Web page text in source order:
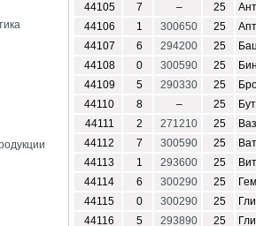
44105
7 – 25
44106
1 300650 25
44107
6 294200 25
44108
0 300590 25
44109
5 290330 25
44110
8 – 25
44111
2 271210 25
44112
7 300590 25
44113
1 293600 25
44114
6 300290 25
44115
0 300290 25
44116
5 293890 25